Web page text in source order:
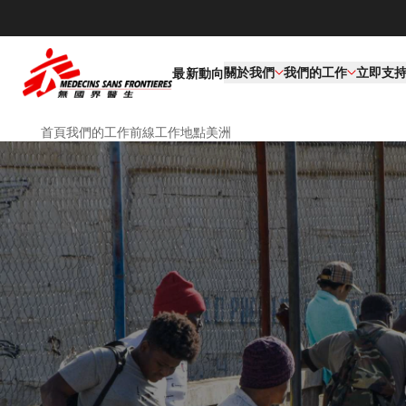
最新動向關於我們 我們的工作​ 立即支
首頁我們的工作前線工作地點美洲